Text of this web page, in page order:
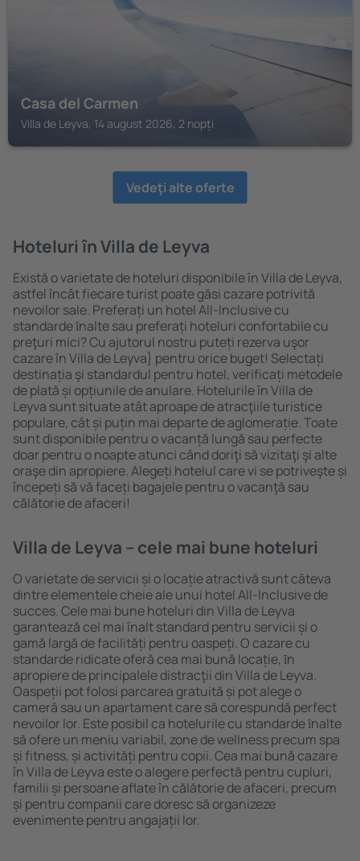
Casa del Carmen
Villa de Leyva, 14 august 2026, 2 nopți
Vedeţi alte oferte
Hoteluri în Villa de Leyva
Există o varietate de hoteluri disponibile în Villa de Leyva,
astfel încât fiecare turist poate găsi cazare potrivită
nevoilor sale. Preferați un hotel All-Inclusive cu
standarde ȋnalte sau preferați hoteluri confortabile cu
preţuri mici? Cu ajutorul nostru puteți rezerva uşor
cazare în Villa de Leyva} pentru orice buget! Selectați
destinația şi standardul pentru hotel, verificați metodele
de plată și opțiunile de anulare. Hotelurile în Villa de
Leyva sunt situate atât aproape de atracţiile turistice
populare, cât și puțin mai departe de aglomerație. Toate
sunt disponibile pentru o vacanță lungă sau perfecte
doar pentru o noapte atunci când doriţi să vizitaţi şi alte
oraşe din apropiere. Alegeți hotelul care vi se potriveşte și
începeți să vă faceți bagajele pentru o vacanţă sau
călătorie de afaceri!
Villa de Leyva – cele mai bune hoteluri
O varietate de servicii și o locație atractivă sunt câteva
dintre elementele cheie ale unui hotel All-Inclusive de
succes. Cele mai bune hoteluri din Villa de Leyva
garantează cel mai înalt standard pentru servicii și o
gamă largă de facilități pentru oaspeți. O cazare cu
standarde ridicate oferă cea mai bună locație, ȋn
apropiere de principalele distracţii din Villa de Leyva.
Oaspeții pot folosi parcarea gratuită și pot alege o
cameră sau un apartament care să corespundă perfect
nevoilor lor. Este posibil ca hotelurile cu standarde ȋnalte
să ofere un meniu variabil, zone de wellness precum spa
și fitness, și activități pentru copii. Cea mai bună cazare
în Villa de Leyva este o alegere perfectă pentru cupluri,
familii și persoane aflate în călătorie de afaceri, precum
și pentru companii care doresc să organizeze
evenimente pentru angajații lor.